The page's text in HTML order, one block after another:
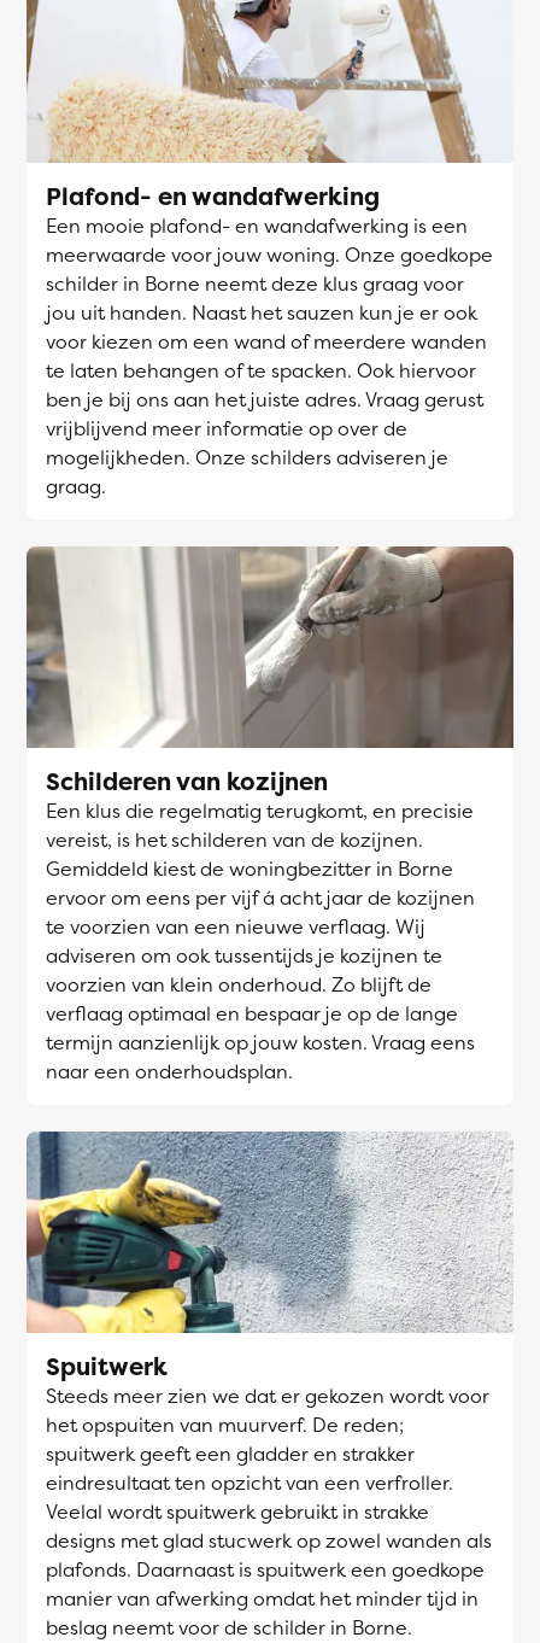
Plafond- en wandafwerking
Een mooie plafond- en wandafwerking is een
meerwaarde voor jouw woning. Onze goedkope
schilder in Borne neemt deze klus graag voor
jou uit handen. Naast het sauzen kun je er ook
voor kiezen om een wand of meerdere wanden
te laten behangen of te spacken. Ook hiervoor
ben je bij ons aan het juiste adres. Vraag gerust
vrijblijvend meer informatie op over de
mogelijkheden. Onze schilders adviseren je
graag.
Schilderen van kozijnen
Een klus die regelmatig terugkomt, en precisie
vereist, is het schilderen van de kozijnen.
Gemiddeld kiest de woningbezitter in Borne
ervoor om eens per vijf á acht jaar de kozijnen
te voorzien van een nieuwe verflaag. Wij
adviseren om ook tussentijds je kozijnen te
voorzien van klein onderhoud. Zo blijft de
verflaag optimaal en bespaar je op de lange
termijn aanzienlijk op jouw kosten. Vraag eens
naar een onderhoudsplan.
Spuitwerk
Steeds meer zien we dat er gekozen wordt voor
het opspuiten van muurverf. De reden;
spuitwerk geeft een gladder en strakker
eindresultaat ten opzicht van een verfroller.
Veelal wordt spuitwerk gebruikt in strakke
designs met glad stucwerk op zowel wanden als
plafonds. Daarnaast is spuitwerk een goedkope
manier van afwerking omdat het minder tijd in
beslag neemt voor de schilder in Borne.